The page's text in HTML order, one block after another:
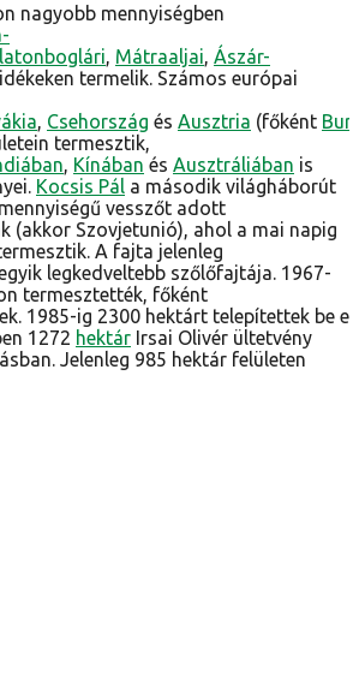
nagyobb mennyiségben
, Mátraaljai, Ászár-
termelik. Számos európai
, Csehország és Ausztria (főként
termesztik,
, Kínában és Ausztráliában is
Kocsis Pál a második világháborút
vesszőt adott
(akkor Szovjetunió), ahol a mai napig
A fajta jelenleg
legkedveltebb szőlőfajtája. 1967-
termesztették, főként
1985-ig 2300 hektárt telepítettek be e
1272 hektár Irsai Olivér ültetvény
Jelenleg 985 hektár felületen